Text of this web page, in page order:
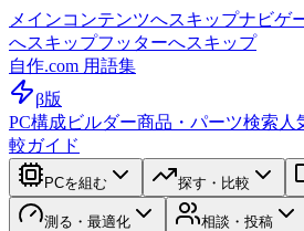
メインコンテンツへスキップナビゲ
へスキップフッターへスキップ
自作.com 用語集
β版
PC構成ビルダー商品・パーツ検索 人
較ガイド
PCを組む 探す・比較
測る・最適化 相談・投稿